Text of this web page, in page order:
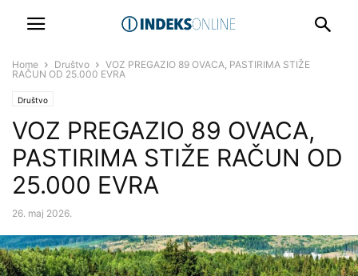
Home Društvo
VOZ PREGAZIO 89 OVACA, PASTIRIMA STIŽE
RAČUN OD 25.000 EVRA
Društvo
VOZ PREGAZIO 89 OVACA,
PASTIRIMA STIŽE RAČUN OD
25.000 EVRA
26. maj 2026.